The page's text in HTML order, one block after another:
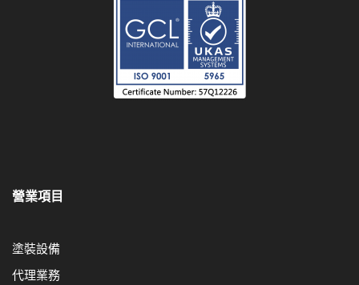
營業項目
塗裝設備
代理業務